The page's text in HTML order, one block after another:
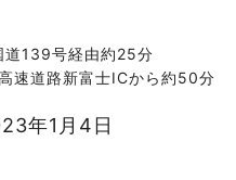
道139号経由約25分
速道路新富士ICから約50分
年1月4日